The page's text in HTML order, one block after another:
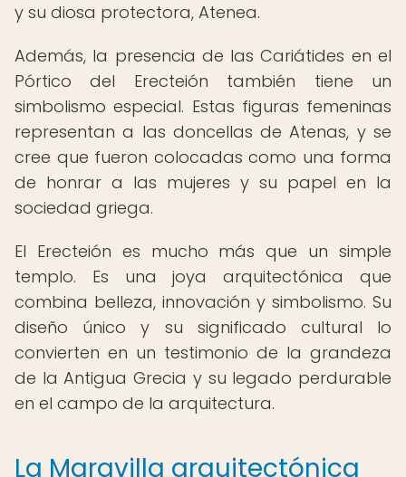
y su diosa protectora, Atenea.
Además, la presencia de las Cariátides en el
Pórtico del Erecteión también tiene un
simbolismo especial. Estas figuras femeninas
representan a las doncellas de Atenas, y se
cree que fueron colocadas como una forma
de honrar a las mujeres y su papel en la
sociedad griega.
El Erecteión es mucho más que un simple
templo. Es una joya arquitectónica que
combina belleza, innovación y simbolismo. Su
diseño único y su significado cultural lo
convierten en un testimonio de la grandeza
de la Antigua Grecia y su legado perdurable
en el campo de la arquitectura.
La Maravilla arquitectónica